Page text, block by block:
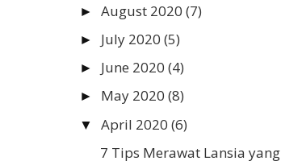
►August 2020 (7)
► July 2020 (5)
► June 2020 (4)
► May 2020 (8)
▼ April 2020 (6)
7 Tips Merawat Lansia yang